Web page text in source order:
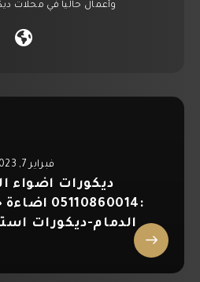
وأعمال حاليا في محلات
فبراير 7, 2023
ديكورات اضواء
الدمام-ديكورات